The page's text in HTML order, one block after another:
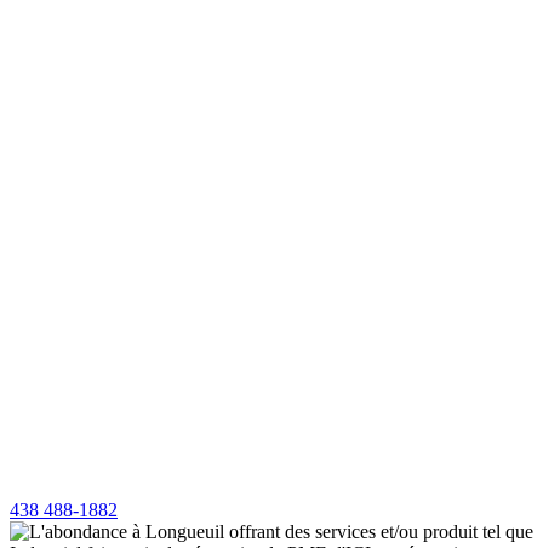
438 488-1882